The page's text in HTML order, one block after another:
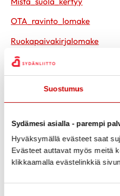
Suostumus
Sydämesi asialla - parempi
Hyväksymällä evästeet saat
Evästeet auttavat myös meitä
klikkaamalla evästelinkkiä
OTA_ravinto_lomake
Ruokapaivakirjalomake
Ruokapyramidi
Sydan-ja-ruoka-suositus
testaa_suolan_saantisi
Testaa_syomistottumuksesi
Verenpaineen omaseuranta